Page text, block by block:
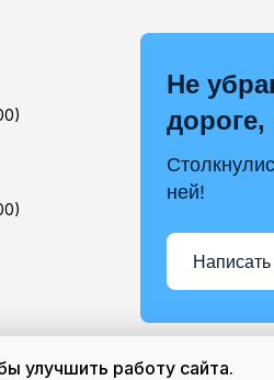
Не
ней!
улучшить работу сайта.